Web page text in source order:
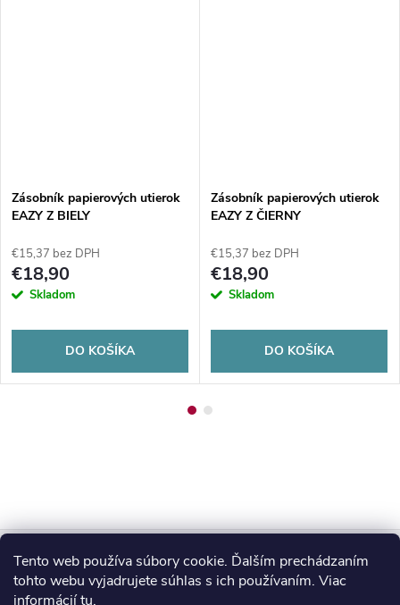
Tento web používa súbory cookie. Ďalším prechádzaním
tohto webu vyjadrujete súhlas s ich používaním. Viac
informáciítu.
Zásobník papierových utierok
EAZY Z BIELY
€15,37 bez DPH
€18,90
Skladom
DO KOŠÍKA
Zásobník papierových utierok
EAZY Z ČIERNY
€15,37 bez DPH
€18,90
Skladom
DO KOŠÍKA
Z
áBlog